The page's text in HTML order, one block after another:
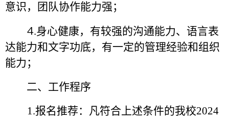
意识，团队协作能力强；
4.身心健康，有较强的沟通能力、语言表
达能力和文字功底，有一定的管理经验和组织
能力；
二、工作程序
1.报名推荐： 凡符合上述条件的我校2024